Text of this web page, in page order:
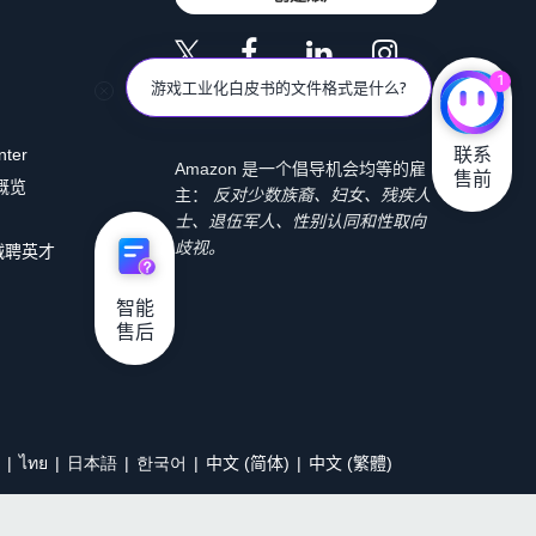
览
聘英才
Amazon 是一个倡导机会均等的雇
主：
反对少数族裔、妇女、残疾人
士、退伍军人、性别认同和性取向
歧视。
ไทย 日本語 한국어 中文 (简体) 中文 (繁體)
游戏工业化白皮书的文件格式是什么? 1
联系
售前
智能
售后